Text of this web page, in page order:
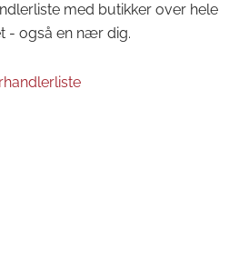
med butikker over hele
- også en nær dig.